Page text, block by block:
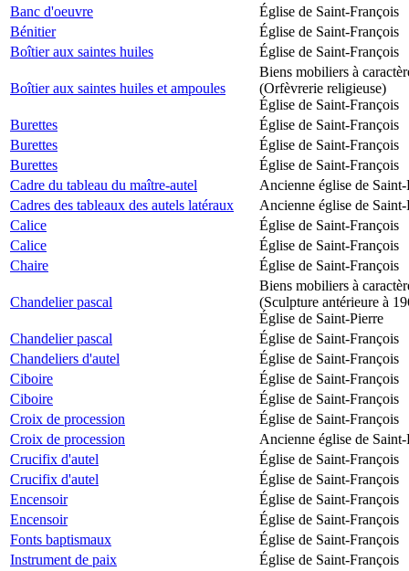
Banc d'oeuvre
Église de Saint-François
Bénitier
Église de Saint-François
Boîtier aux saintes huiles
Église de Saint-François
Boîtier aux saintes huiles et ampoules
Biens mobiliers à
(Orfèvrerie religieuse)
Église de Saint-François
Burettes
Église de Saint-François
Burettes
Église de Saint-François
Burettes
Église de Saint-François
Cadre du tableau du maître-autel
Ancienne église de Saint-
Cadres des tableaux des autels latéraux
Ancienne église de Saint-
Calice
Église de Saint-François
Calice
Église de Saint-François
Chaire
Église de Saint-François
Chandelier pascal
Biens mobiliers à
(Sculpture antérieure à
Église de Saint-Pierre
Chandelier pascal
Église de Saint-François
Chandeliers d'autel
Église de Saint-François
Ciboire
Église de Saint-François
Ciboire
Église de Saint-François
Croix de procession
Église de Saint-François
Croix de procession
Ancienne église de Saint-
Crucifix d'autel
Église de Saint-François
Crucifix d'autel
Église de Saint-François
Encensoir
Église de Saint-François
Encensoir
Église de Saint-François
Fonts baptismaux
Église de Saint-François
Instrument de paix
Église de Saint-François